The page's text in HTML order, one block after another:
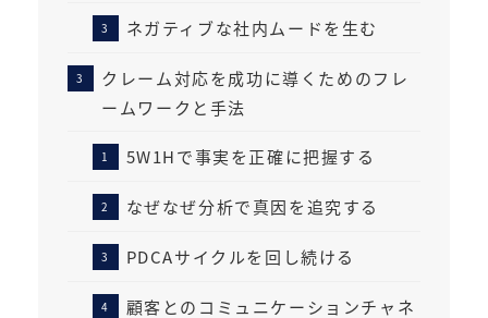
ネガティブな社内ムードを生む
クレーム対応を成功に導くためのフレ
ームワークと手法
5W1Hで事実を正確に把握する
なぜなぜ分析で真因を追究する
PDCAサイクルを回し続ける
顧客とのコミュニケーションチャネ